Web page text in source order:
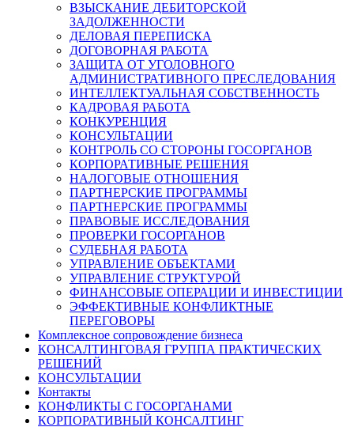
ВЗЫСКАНИЕ ДЕБИТОРСКОЙ
ЗАДОЛЖЕННОСТИ
ДЕЛОВАЯ ПЕРЕПИСКА
ДОГОВОРНАЯ РАБОТА
ЗАЩИТА ОТ УГОЛОВНОГО
АДМИНИСТРАТИВНОГО ПРЕСЛЕДОВАНИЯ
ИНТЕЛЛЕКТУАЛЬНАЯ СОБСТВЕННОСТЬ
КАДРОВАЯ РАБОТА
КОНКУРЕНЦИЯ
КОНСУЛЬТАЦИИ
КОНТРОЛЬ СО СТОРОНЫ ГОСОРГАНОВ
КОРПОРАТИВНЫЕ РЕШЕНИЯ
НАЛОГОВЫЕ ОТНОШЕНИЯ
ПАРТНЕРСКИЕ ПРОГРАММЫ
ПАРТНЕРСКИЕ ПРОГРАММЫ
ПРАВОВЫЕ ИССЛЕДОВАНИЯ
ПРОВЕРКИ ГОСОРГАНОВ
СУДЕБНАЯ РАБОТА
УПРАВЛЕНИЕ ОБЪЕКТАМИ
УПРАВЛЕНИЕ СТРУКТУРОЙ
ФИНАНСОВЫЕ ОПЕРАЦИИ И ИНВЕСТИЦИИ
ЭФФЕКТИВНЫЕ КОНФЛИКТНЫЕ
ПЕРЕГОВОРЫ
Комплексное сопровождение бизнеса
КОНСАЛТИНГОВАЯ ГРУППА ПРАКТИЧЕСКИХ
РЕШЕНИЙ
КОНСУЛЬТАЦИИ
Контакты
КОНФЛИКТЫ С ГОСОРГАНАМИ
КОРПОРАТИВНЫЙ КОНСАЛТИНГ